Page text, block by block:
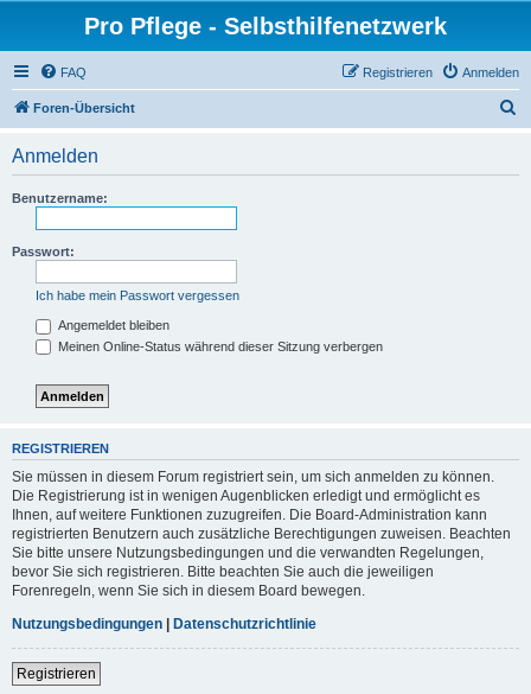
Pro Pflege - Selbsthilfenetzwerk
FAQ Anmelden
Registrieren
Foren-Übersicht
Anmelden
Benutzername:
Passwort:
Ich habe mein Passwort vergessen
Angemeldet bleiben
Meinen Online-Status während dieser Sitzung verbergen
REGISTRIEREN
Sie müssen in diesem Forum registriert sein, um sich anmelden zu können.
Die Registrierung ist in wenigen Augenblicken erledigt und ermöglicht es
Ihnen, auf weitere Funktionen zuzugreifen. Die Board-Administration kann
registrierten Benutzern auch zusätzliche Berechtigungen zuweisen. Beachten
Sie bitte unsere Nutzungsbedingungen und die verwandten Regelungen,
bevor Sie sich registrieren. Bitte beachten Sie auch die jeweiligen
Forenregeln, wenn Sie sich in diesem Board bewegen.
Nutzungsbedingungen | Datenschutzrichtlinie
Registrieren